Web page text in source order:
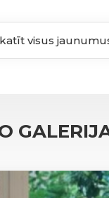
visus